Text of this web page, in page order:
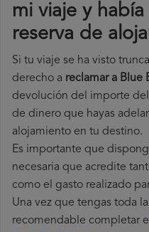
mi viaje y
reserva de
Si tu viaje se ha visto
derecho a reclamar a Blue
devolución del importe
de dinero que hayas
alojamiento en tu destino.
Es importante que
necesaria que acredite
como el gasto realizado
Una vez que tengas toda
recomendable completar